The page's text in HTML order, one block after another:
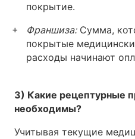
покрытие.
Франшиза:Сумма,
покрытые
расходы начинают
3) Какие рецептурные
необходимы?
Учитывая текущие